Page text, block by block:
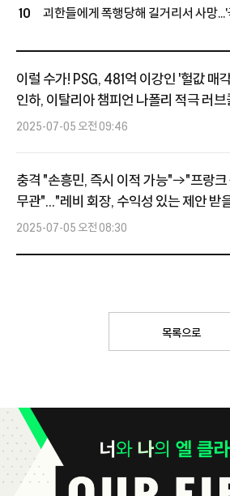
10
괴한들에게 폭행당해 길거리서 사망
축구계
이럴 수가! PSG, 481억 이강인 '헐값 매
인하, 이탈리아 챔피언 나폴리 적극 러브
2025-07-05 오전 09:46
충격 "손흥민, 즉시 이적 가능"→"프랑크
무관"..."레비 회장, 수익성 있는 제안 받
2025-07-05 오전 08:30
목록으로